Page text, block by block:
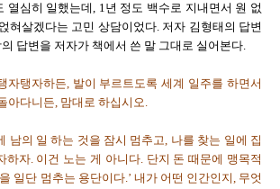
열심히 일했는데, 1년 정도 백수로 지내면서 원 없
혀살겠다는 고민 상담이었다. 저자 김형태의 답변
답변을 저자가 책에서 쓴 말 그대로 실어본다.
자탱자하든, 발이 부르트도록 세계 일주를 하면서
아다니든, 맘대로 하십시오.
남의 일 하는 것을 잠시 멈추고, 나를 찾는 일에 집
하자. 이건 노는 게 아니다. 단지 돈 때문에 맹목적
일단 멈추는 용단이다.’ 내가 어떤 인간인지, 무엇